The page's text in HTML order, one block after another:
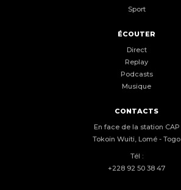
Sport
ÉCOUTER
Direct
Replay
Podcasts
Musique
CONTACTS
En face de la station CAP
Tokoin Wuiti, Lomé - Togo
Tél :
+228 92 50 38 47